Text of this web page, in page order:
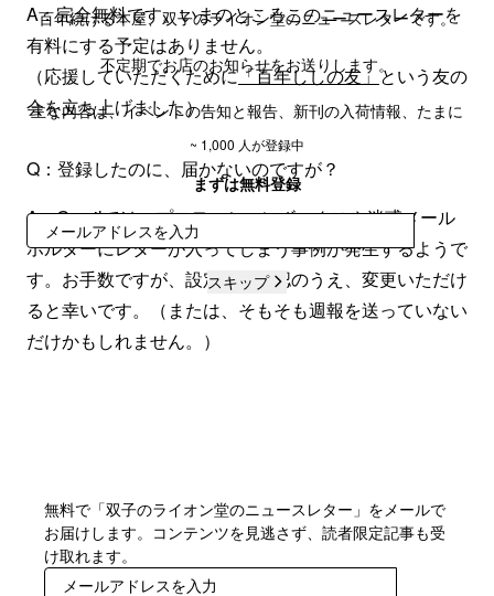
A：完全無料です。いまのところこのニュースレターを
有料にする予定はありません。
（応援していただくために「百年ししの友」 という友の
会を立ち上げました）
Q：登録したのに、届かないのですが？
A：Gmailでは、プロモーションボックスや迷惑メール
ホルダーにレターが入ってしまう事例が発生するようで
す。お手数ですが、設定をご確認のうえ、変更いただけ
ると幸いです。（または、そもそも週報を送っていない
だけかもしれません。）
無料で「双子のライオン堂のニュースレター」をメールで
お届けします。コンテンツを見逃さず、読者限定記事も受
け取れます。
百年続ける本屋、双子のライオン堂のニュースレターです。
不定期でお店のお知らせをお送りします。
主な内容は、イベントの告知と報告、新刊の入荷情報、たまに
SNSで情報が届きづらくなっている昨今ですので、ぜひ登録し
~ 1,000 人が登録中
まずは無料登録
登録
スキップ